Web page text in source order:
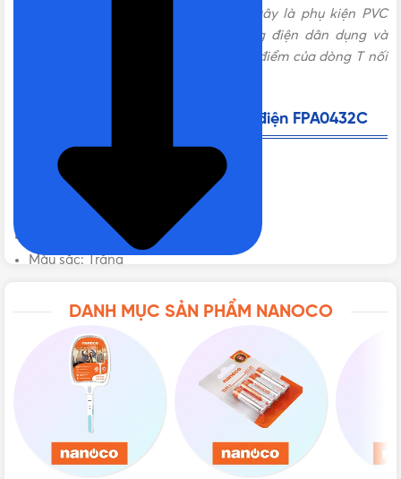
giúp tăng tính thẩm mỹ khi kết nối. Đây là phụ kiện PVC
không thể thiếu khi thi công hệ thống điện dân dụng và
công nghiệp. Cùng tìm hiểu những ưu điểm của dòng T nối
Thông số kỹ thuật của T nối ống điện FPA0432C
Dòng sản phẩm:
Đường kính: Ø32 mm
Thiết kế: có nắp
Đóng gói: 10 cái/bao
Màu sắc: Trắng
Đặc điểm nổi bật của T nối ống điện FPA0432C
DANH MỤC SẢN PHẨM NANOCO